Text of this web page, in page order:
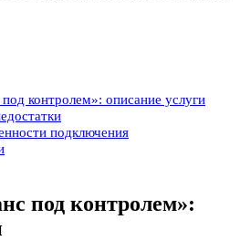
контролем»: описание услуги
подключения
под контролем»: